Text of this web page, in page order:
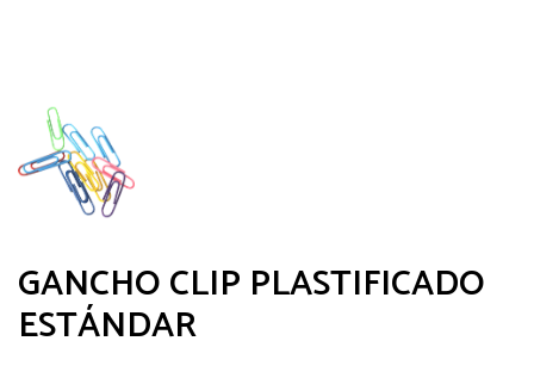
GANCHO CLIP PLASTIFICADO
ESTÁNDAR